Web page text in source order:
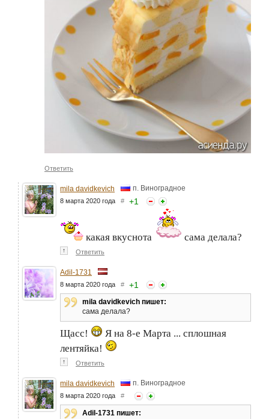
Ответить
mila davidkevich п. Виноградное
8 марта 2020 года # +1
какая вкуснота сама делала?
↑ Ответить
Adil-1731
8 марта 2020 года # +1
mila davidkevich пишет:
сама делала?
Щасс!
Я на 8-е Марта ... сплошная
лентяйка!
↑ Ответить
mila davidkevich п. Виноградное
8 марта 2020 года #
Adil-1731 пишет: